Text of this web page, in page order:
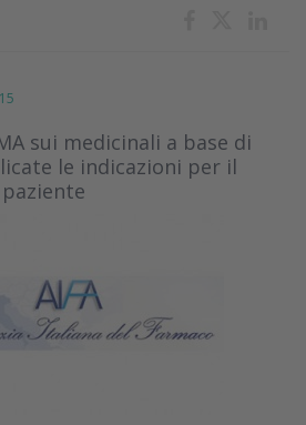
sui medicinali a base di
le indicazioni per il